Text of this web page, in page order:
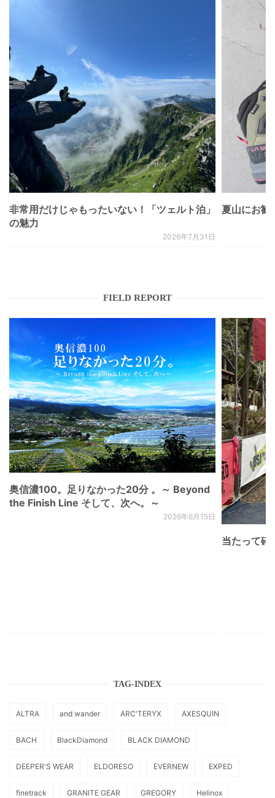
非常用だけじゃもったいない！「ツェルト泊」
の魅力
2026年7月31日
夏山にお
FIELD REPORT
奥信濃100。足りなかった20分 。～ Beyond
the Finish Line そして、次へ。～
2026年6月15日
当たって砕
TAG-INDEX
ALTRA and wander ARC'TERYX AXESQUIN
BACH BlackDiamond BLACK DIAMOND
DEEPER'S WEAR ELDORESO EVERNEW EXPED
finetrack GRANITE GEAR GREGORY Helinox